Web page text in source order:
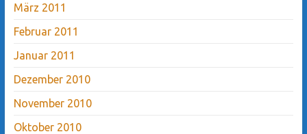
März 2011
Februar 2011
Januar 2011
Dezember 2010
November 2010
Oktober 2010